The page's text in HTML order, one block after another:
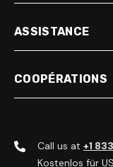
ASSISTANCE
COOPÉRATIONS
Call us at +1
Kostenlos für